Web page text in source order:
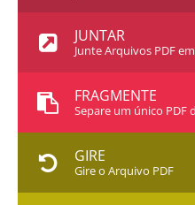
JUNTAR
Junte Arquivos PDF
FRAGMENTE
Separe um único PDF
GIRE
Gire o Arquivo PDF